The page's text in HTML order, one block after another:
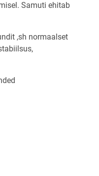
Samuti ehitab
,sh normaalset